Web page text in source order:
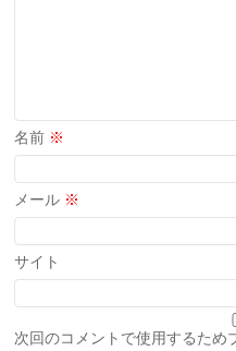
名前 ※
メール ※
サイト
次回のコメントで使用するため